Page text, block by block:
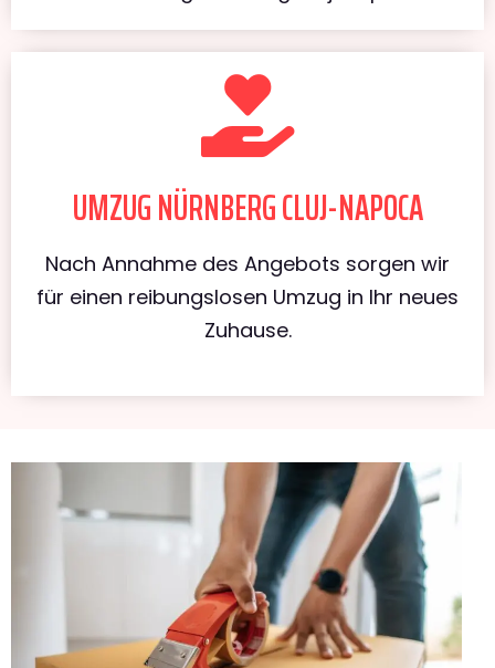
UMZUG NÜRNBERG CLUJ-NAPOCA
Nach Annahme des Angebots sorgen wir
für einen reibungslosen Umzug in Ihr neues
Zuhause.